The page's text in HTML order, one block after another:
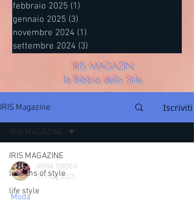
febbraio 2025 (1)
gennaio 2025 (3)
novembre 2024 (1)
settembre 2024 (3)
IRIS MAGAZIN
la Bibbia dello Stile
IRIS Magazine Iscriviti
IRIS MAGAZINE
lessons of style
life style
IRIS MAGAZINE
IRINA TIRDEA
13 mag 2025
Moda